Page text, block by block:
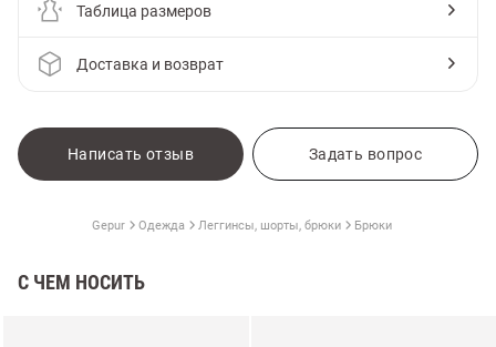
Таблица размеров
Доставка и возврат
Написать отзыв Задать вопрос
Gepur Одежда Леггинсы, шорты, брюки Брюки
С ЧЕМ НОСИТЬ